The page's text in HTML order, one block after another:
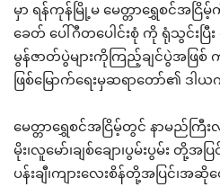
မှာ ရန်ကုန်မြို့မ မေတ္တာရွှေစင်အင
ခေတ် ပေါ်ဂီတပေါင်းစုံ ကို ရုံသွင်းပ
မွန်ဇာတ်ပွဲများကိုကြည့်ချင်ပွဲအဖြစ်
ဖြစ်မြောက်ရေးမှဆရာတော်၏ ဒါ
မေတ္တာရွှေစင်အငြိမ့်တွင် နာမည်ကြီးလူ
မိုး၊လူမော်၊ချစ်ချော၊ပွမ်းပွမ်း တို့အပ
ပန်းချီ၊ကျားလေးစိန်တို့အပြင်၊အ